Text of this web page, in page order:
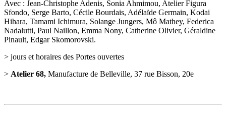
Avec : Jean-Christophe Adenis, Sonia Ahmimou, Atelier Figura
Sfondo, Serge Barto, Cécile Bourdais, Adélaïde Germain, Kodai
Hihara, Tamami Ichimura, Solange Jungers, Mô Mathey, Federica
Nadalutti, Paul Naillon, Emma Nony, Catherine Olivier, Géraldine
Pinault, Edgar Skomorovski.
> jours et horaires des Portes ouvertes
> Atelier 68, Manufacture de Belleville, 37 rue Bisson, 20e